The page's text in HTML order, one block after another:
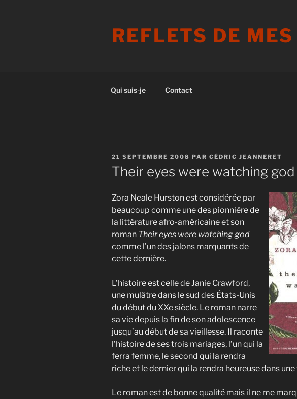
REFLETS DE
Qui suis-je Contact
PUBLIÉ
LE
21 SEPTEMBRE 2008 PAR CÉDRIC JEANNERET
Their eyes were watching god
Zora Neale Hurston est considérée par
beaucoup comme une des pionnière de
la littérature afro-américaine et son
roman Their eyes were watching god
comme l’un des jalons marquants de
cette dernière.
L’histoire est celle de Janie Crawford,
une mulâtre dans le sud des États-Unis
du début du XXe siècle. Le roman narre
sa vie depuis la fin de son adolescence
jusqu’au début de sa vieillesse. Il raconte
l’histoire de ses trois mariages, l’un qui la
ferra femme, le second qui la rendra
riche et le dernier qui la rendra heureuse dans
Le roman est de bonne qualité mais il ne me